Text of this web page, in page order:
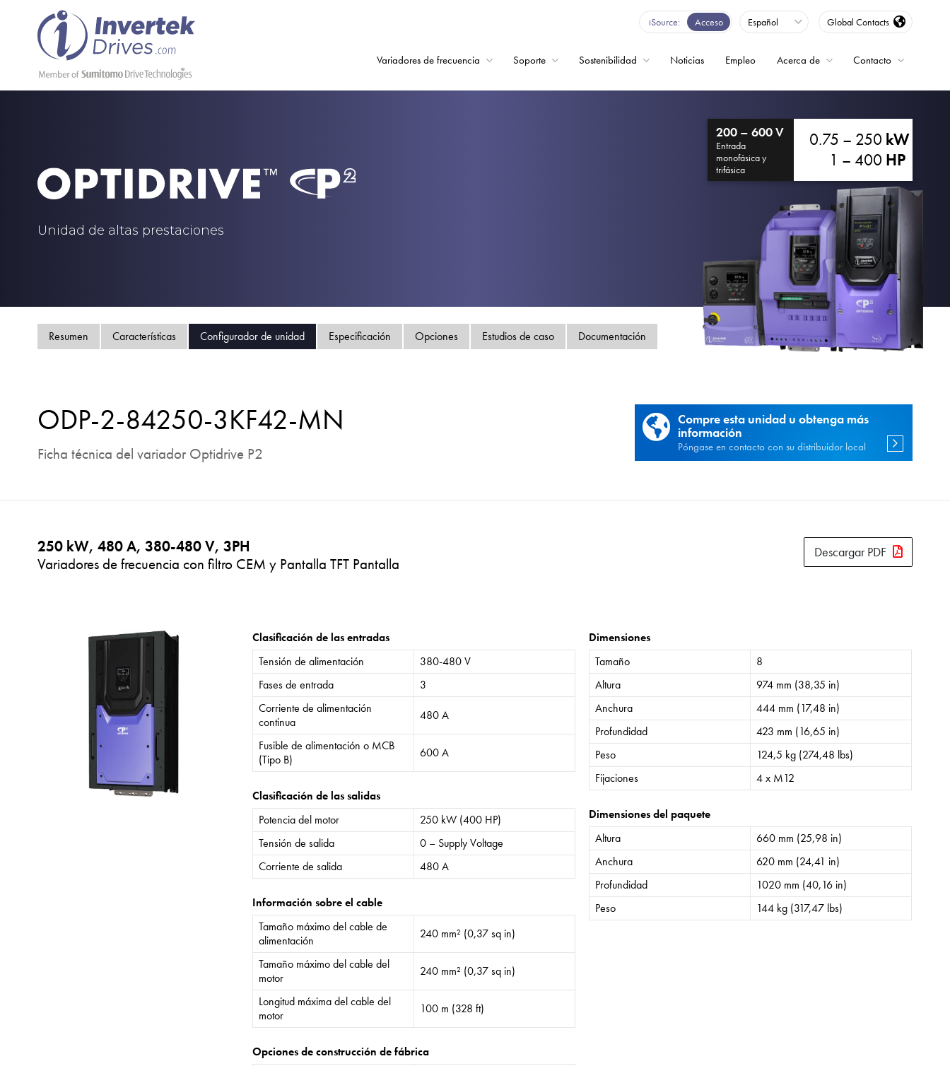
iSource Acceso Español Global Contacts
Variadores de frecuencia Soporte Sostenibilidad Noticias Empleo Acerca de Contacto
Unidad de altas prestaciones
200 – 600 V
Entrada
monofásica y
trifásica
0.75 – 250 kW
1 – 400 HP
Resumen Características Configurador de unidad Especificación Opciones Estudios de caso Documentación
ODP-2-84250-3KF42-MN
Ficha técnica del variador Optidrive P2
Compre esta unidad u obtenga más
información
Póngase en contacto con su distribuidor local
250 kW, 480 A, 380-480 V, 3PH
Variadores de frecuencia con filtro CEM y Pantalla TFT Pantalla
Descargar PDF
Clasificación de las entradas
Tensión de alimentación
380-480 V
Fases de entrada
3
Corriente de alimentación
continua
480 A
Fusible de alimentación o MCB
(Tipo B)
600 A
Clasificación de las salidas
Potencia del motor
250 kW (400 HP)
Tensión de salida
0 – Supply Voltage
Corriente de salida
480 A
Información sobre el cable
Tamaño máximo del cable de
alimentación
240 mm² (0,37 sq in)
Tamaño máximo del cable del
motor
240 mm² (0,37 sq in)
Longitud máxima del cable del
motor
100 m (328 ft)
Opciones de construcción de fábrica
Dimensiones
Tamaño
8
Altura
974 mm (38,35 in)
Anchura
444 mm (17,48 in)
Profundidad
423 mm (16,65 in)
Peso
124,5 kg (274,48 lbs)
Fijaciones
4 x M12
Dimensiones del paquete
Altura
660 mm (25,98 in)
Anchura
620 mm (24,41 in)
Profundidad
1020 mm (40,16 in)
Peso
144 kg (317,47 lbs)
Política de privacidad
Mapa del sitio